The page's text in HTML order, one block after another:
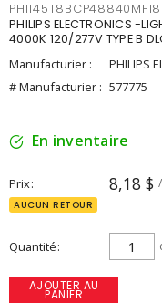
PHILIPS ELECTRONICS -
4000K 120/277V TYPE B
Manufacturier :
PHILIPS
# Manufacturier : 577775
En inventaire
Prix 8,18 $
AUCUN RETOUR
Quantité
AJOUTER AU
PANIER